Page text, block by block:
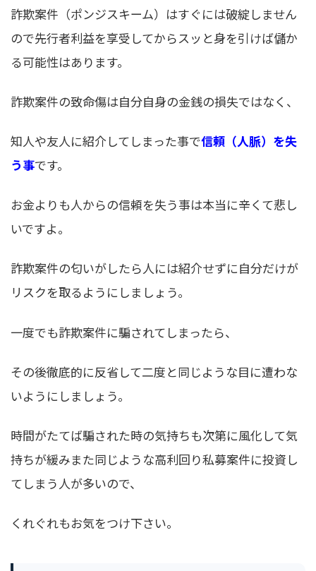
詐欺案件（ポンジスキーム）はすぐには破綻しません
ので先行者利益を享受してからスッと身を引けば儲か
る可能性はあります。
詐欺案件の致命傷は自分自身の金銭の損失ではなく、
知人や友人に紹介してしまった事で信頼（人脈）を失
う事です。
お金よりも人からの信頼を失う事は本当に辛くて悲し
いですよ。
詐欺案件の匂いがしたら人には紹介せずに自分だけが
リスクを取るようにしましょう。
一度でも詐欺案件に騙されてしまったら、
その後徹底的に反省して二度と同じような目に遭わな
いようにしましょう。
時間がたてば騙された時の気持ちも次第に風化して気
持ちが緩みまた同じような高利回り私募案件に投資し
てしまう人が多いので、
くれぐれもお気をつけ下さい。